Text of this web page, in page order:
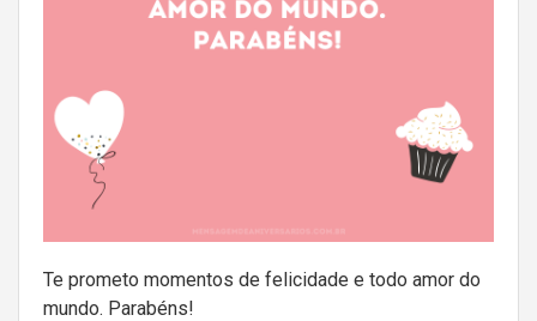
Te prometo momentos de felicidade e todo amor do
mundo. Parabéns!